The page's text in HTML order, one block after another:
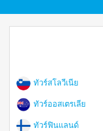
ทัวร์สโลวีเนีย
ทัวร์ออสเตรเลีย
ทัวร์ฟินแลนด์